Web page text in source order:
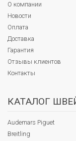
О компании
Новости
Оплата
Доставка
Гарантия
Отзывы клиентов
Контакты
КАТАЛОГ
Audemars Piguet
Breitling